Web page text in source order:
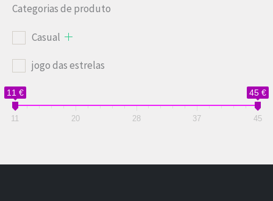
Categorias de produto
Casual
jogo das estrelas
11 € 45 €
11 20 28 37 45